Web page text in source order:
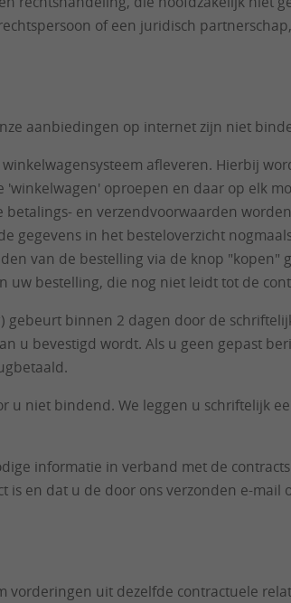
of een juridisch
aanbiedingen op internet zijn niet
afleveren. Hierbij
oproepen en daar op elk
en verzendvoorwaarden
gegevens in het besteloverzicht
van de bestelling via de knop
uw bestelling, die nog niet leidt tot de
binnen 2 dagen door de
u bevestigd wordt. Als u geen gepast
u niet bindend. We leggen u schriftelijk
informatie in verband met de
is en dat u de door ons verzonden e-
vorderingen uit dezelfde contractuele